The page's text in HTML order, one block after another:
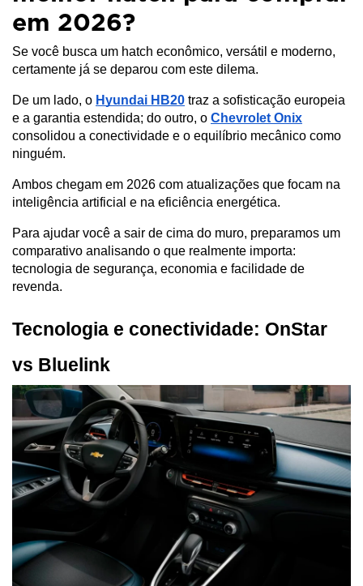
em 2026?
Se você busca um hatch econômico, versátil e moderno,
certamente já se deparou com este dilema.
De um lado, o Hyundai HB20 traz a sofisticação europeia
e a garantia estendida; do outro, o Chevrolet Onix
consolidou a conectividade e o equilíbrio mecânico como
ninguém.
Ambos chegam em 2026 com atualizações que focam na
inteligência artificial e na eficiência energética.
Para ajudar você a sair de cima do muro, preparamos um
comparativo analisando o que realmente importa:
tecnologia de segurança, economia e facilidade de
revenda.
Tecnologia e conectividade: OnStar
vs Bluelink